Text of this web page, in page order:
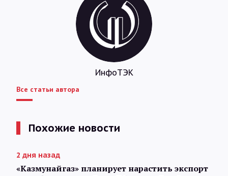
ИнфоТЭК
Все статьи автора
Похожие новости
2 дня назад
«Казмунайгаз» планирует нарастить экспорт